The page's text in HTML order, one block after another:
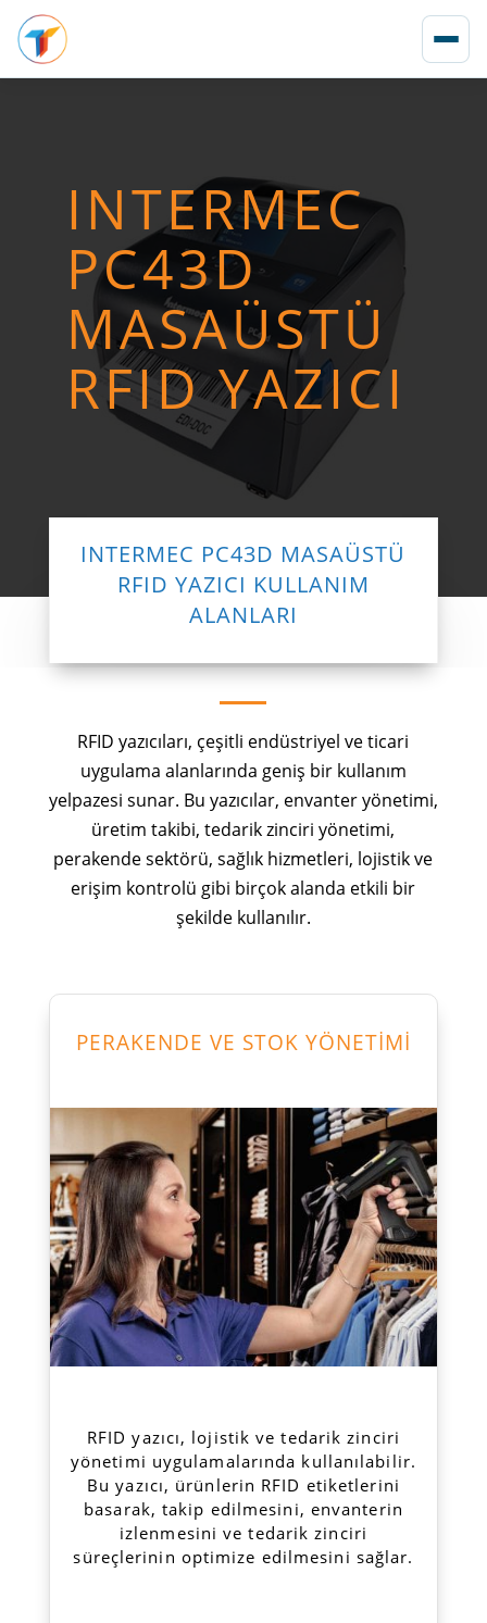
INTERMEC
PC43D
MASAÜSTÜ
RFID YAZICI
INTERMEC PC43D MASAÜSTÜ
RFID YAZICI KULLANIM
ALANLARI
RFID yazıcıları, çeşitli endüstriyel ve ticari
uygulama alanlarında geniş bir kullanım
yelpazesi sunar. Bu yazıcılar, envanter yönetimi,
üretim takibi, tedarik zinciri yönetimi,
perakende sektörü, sağlık hizmetleri, lojistik ve
erişim kontrolü gibi birçok alanda etkili bir
şekilde kullanılır.
PERAKENDE VE STOK YÖNETİMİ
RFID yazıcı, lojistik ve tedarik zinciri
yönetimi uygulamalarında kullanılabilir.
Bu yazıcı, ürünlerin RFID etiketlerini
basarak, takip edilmesini, envanterin
izlenmesini ve tedarik zinciri
süreçlerinin optimize edilmesini sağlar.